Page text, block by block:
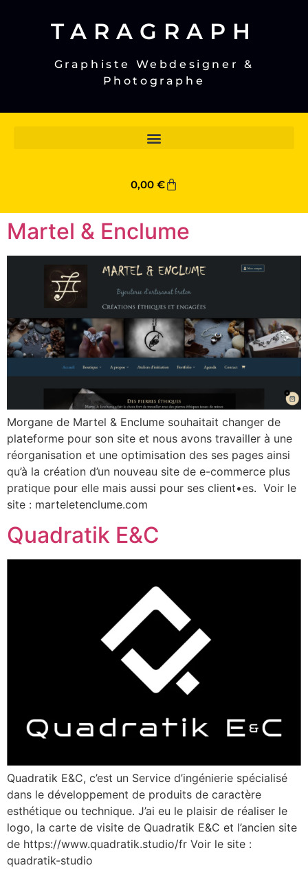
TARAGRAPH
Graphiste Webdesigner &
Photographe
0,00 €
Martel & Enclume
Morgane de Martel & Enclume souhaitait changer de
plateforme pour son site et nous avons travailler à une
réorganisation et une optimisation des ses pages ainsi
qu’à la création d’un nouveau site de e-commerce plus
pratique pour elle mais aussi pour ses client•es. Voir le
site : marteletenclume.com
Quadratik E&C
Quadratik E&C, c’est un Service d’ingénierie spécialisé
dans le développement de produits de caractère
esthétique ou technique. J’ai eu le plaisir de réaliser le
logo, la carte de visite de Quadratik E&C et l’ancien site
de https://www.quadratik.studio/fr Voir le site :
quadratik-studio